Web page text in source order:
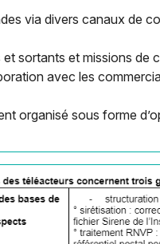
via divers canaux de
et sortants et missions
avec les
organisé sous forme